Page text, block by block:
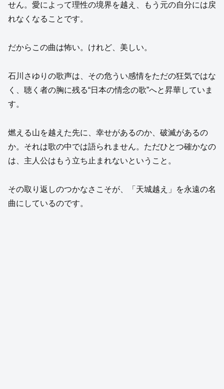
せん。愛によって理性の境界を越え、もう元の自分には戻
れなくなることです。
だからこの曲は怖い。けれど、美しい。
石川さゆりの歌声は、その危うい感情をただの狂気ではな
く、聴く者の胸に残る“日本の情念の歌”へと昇華していま
す。
燃える山を越えた先に、幸せがあるのか、破滅があるの
か。それは歌の中では語られません。ただひとつ確かなの
は、主人公はもう立ち止まれないということ。
その取り返しのつかなさこそが、「天城越え」を永遠の名
曲にしているのです。